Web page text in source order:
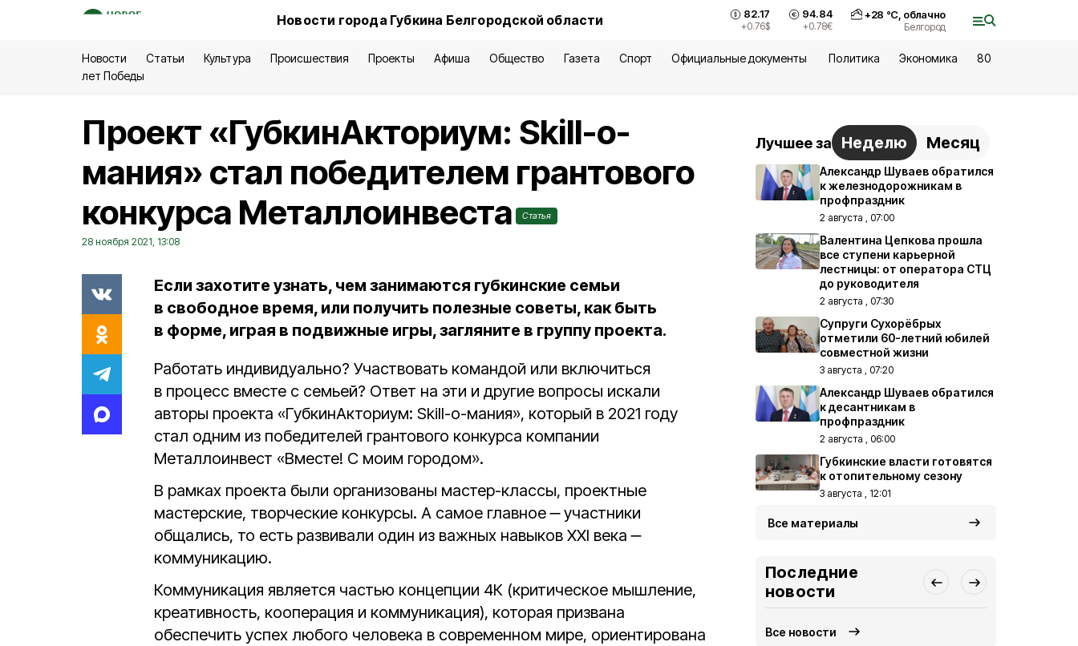
Новости города Губкина Белгородской области 82.17
+0.76$
94.84
+0.78€
+28 °С, облачно
Белгород
Новости Статьи Культура Происшествия Проекты Афиша Общество Газета Спорт Официальные документы Политика Экономика
80
лет Победы
Проект «ГубкинАкториум: Skill-о-
мания» стал победителем грантового
конкурса Металлоинвеста
Статья
28 ноября 2021, 13:08
Если захотите узнать, чем занимаются губкинские семьи
в свободное время, или получить полезные советы, как быть
в форме, играя в подвижные игры, загляните в группу проекта.
Работать индивидуально? Участвовать командой или включиться
в процесс вместе с семьей? Ответ на эти и другие вопросы искали
авторы проекта «ГубкинАкториум: Skill-о-мания», который в 2021 году
стал одним из победителей грантового конкурса компании
Металлоинвест «Вместе! С моим городом».
В рамках проекта были организованы мастер-классы, проектные
мастерские, творческие конкурсы. А самое главное ‒ участники
общались, то есть развивали один из важных навыков XXI века ‒
коммуникацию.
Коммуникация является частью концепции 4К (критическое мышление,
креативность, кооперация и коммуникация), которая призвана
обеспечить успех любого человека в современном мире, ориентирована
Лучшее за Неделю Месяц
Александр Шуваев обратился
к железнодорожникам в
профпраздник
2 августа , 07:00
Валентина Цепкова прошла
все ступени карьерной
лестницы: от оператора СТЦ
до руководителя
2 августа , 07:30
Супруги Сухорёбрых
отметили 60-летний юбилей
совместной жизни
3 августа , 07:20
Александр Шуваев обратился
к десантникам в
профпраздник
2 августа , 06:00
Губкинские власти готовятся
к отопительному сезону
3 августа , 12:01
Все материалы
Последние
новости
Все новости